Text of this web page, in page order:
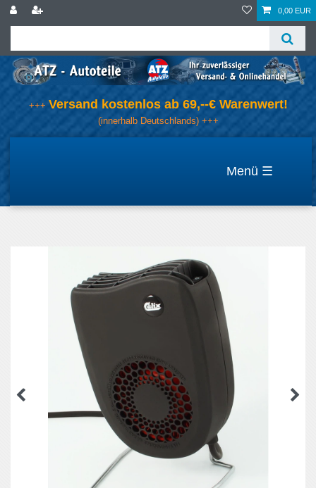
0,00 EUR
+++ Versand kostenlos ab 69,--€ Warenwert!
(innerhalb Deutschlands) +++
☰